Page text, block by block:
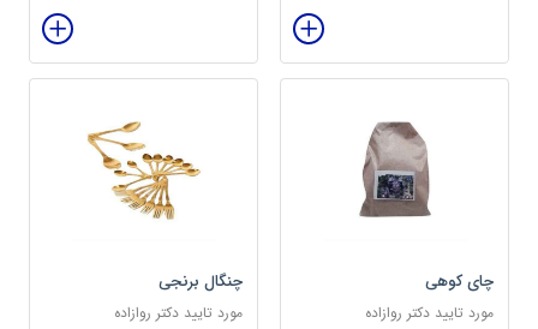
چای کوهی
مورد تایید دکتر روازاده
چنگال برنجی
مورد تایید دکتر روازاده